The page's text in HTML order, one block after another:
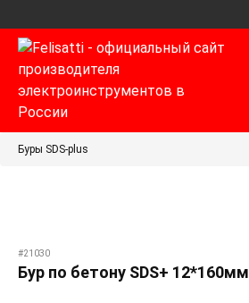
Буры SDS-plus
#21030
Бур по бетону SDS+ 12*160мм